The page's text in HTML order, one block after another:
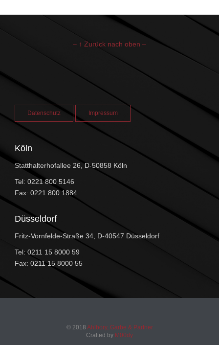
– ↑ Zurück nach oben –
Datenschutz Impressum
Köln
Statthalterhofallee 26, D-50858 Köln
Tel: 0221 800 5146
Fax: 0221 800 1884
Düsseldorf
Fritz-Vornfelde-Straße 34, D-40547 Düsseldorf
Tel: 0211 15 8000 59
Fax: 0211 15 8000 55
© 2018 Ahlbory, Garbe & Partner
Crafted by M00dy